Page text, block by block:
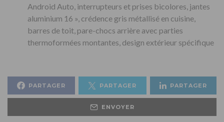
Android Auto, interrupteurs et prises bicolores, jantes
aluminium 16 », crédence gris métallisé en cuisine,
barres de toit, pare-chocs arrière avec parties
thermoformées montantes, design extérieur spécifique
PARTAGER PARTAGER PARTAGER
ENVOYER